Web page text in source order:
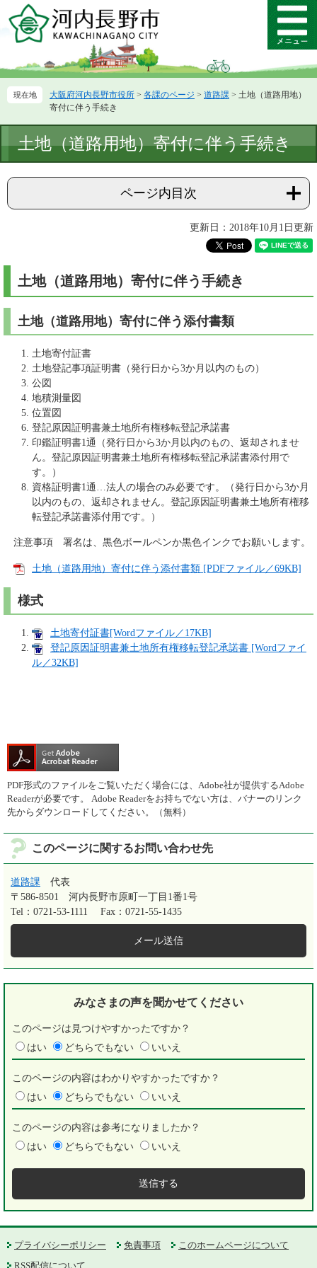
ー
先
ニ
を
て
メ
ニ
ー
大阪府河内長野市役所 > 各課のページ > 道路課 > 土地（道路用地）
寄付に伴う手続き
文
土地（道路用地）寄付に伴う手続き
ページ内目次
更新日：2018年10月1日更新
土地（道路用地）寄付に伴う手続き
土地（道路用地）寄付に伴う添付書類
土地寄付証書
土地登記事項証明書（発行日から3か月以内のもの）
公図
地積測量図
位置図
登記原因証明書兼土地所有権移転登記承諾書
印鑑証明書1通（発行日から3か月以内のもの、返却されませ
ん。登記原因証明書兼土地所有権移転登記承諾書添付用で
す。）
資格証明書1通…法人の場合のみ必要です。（発行日から3か月
以内のもの、返却されません。登記原因証明書兼土地所有権移
転登記承諾書添付用です。）
注意事項 署名は、黒色ボールペンか黒色インクでお願いします。
土地（道路用地）寄付に伴う添付書類 [PDFファイル／69KB]
様式
土地寄付証書[Wordファイル／17KB]
登記原因証明書兼土地所有権移転登記承諾書 [Wordファイ
ル／32KB]
PDF形式のファイルをご覧いただく場合には、Adobe社が提供するAdobe
Readerが必要です。
Adobe Readerをお持ちでない方は、バナーのリンク
先からダウンロードしてください。（無料）
このページに関するお問い合わせ先
道路課
代表
〒586-8501
河内長野市原町一丁目1番1号
Tel：0721-53-1111
Fax：0721-55-1435
メール送信
みなさまの声を聞かせてください
このページは見つけやすかったですか？
はい
どちらでもない いいえ
このページの内容はわかりやすかったですか？
はい
どちらでもない いいえ
このページの内容は参考になりましたか？
はい
どちらでもない いいえ
プライバシーポリシー 免責事項
このホームページについて
RSS配信について